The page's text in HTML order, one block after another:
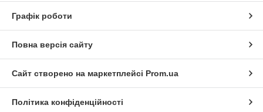
Графік роботи
Повна версія сайту
Сайт створено на маркетплейсі Prom.ua
Політика конфіденційності